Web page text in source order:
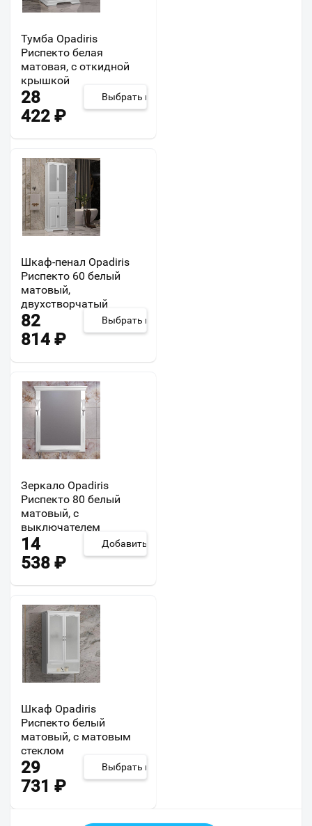
Тумба Opadiris
Риспекто белая
матовая, с откидной
крышкой
28
422 ₽
Выбрать из 2
Шкаф-пенал Opadiris
Риспекто 60 белый
матовый,
двухстворчатый
82
814 ₽
Выбрать из 5
Зеркало Opadiris
Риспекто 80 белый
матовый, с
выключателем
14
538 ₽
Добавить
Шкаф Opadiris
Риспекто белый
матовый, с матовым
стеклом
29
731 ₽
Выбрать из 3